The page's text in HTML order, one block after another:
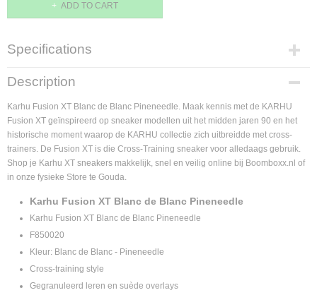
ADD TO CART
Specifications
Supplier product code
F850020
Description
Karhu Fusion XT Blanc de Blanc Pineneedle. Maak kennis met de KARHU
Fusion XT geïnspireerd op sneaker modellen uit het midden jaren 90 en het
historische moment waarop de KARHU collectie zich uitbreidde met cross-
trainers. De Fusion XT is die Cross-Training sneaker voor alledaags gebruik.
Shop je Karhu XT sneakers makkelijk, snel en veilig online bij Boomboxx.nl of
in onze fysieke Store te Gouda.
Karhu Fusion XT Blanc de Blanc Pineneedle
Karhu Fusion XT Blanc de Blanc Pineneedle
F850020
Kleur: Blanc de Blanc - Pineneedle
Cross-training style
Gegranuleerd leren en suède overlays